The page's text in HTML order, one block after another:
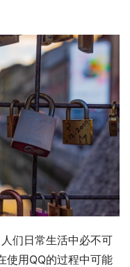
们日常生活中必不可
使用QQ的过程中可能